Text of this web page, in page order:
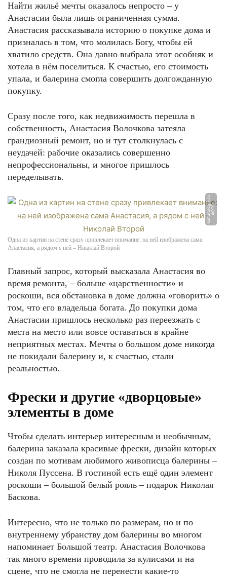
Найти жильё мечты оказалось непросто – у
Анастасии была лишь ограниченная сумма.
Анастасия рассказывала историю о покупке дома и
призналась в том, что молилась Богу, чтобы ей
хватило средств. Она давно выбрала этот особняк и
хотела в нём поселиться. К счастью, его стоимость
упала, и балерина смогла совершить долгожданную
покупку.
Сразу после того, как недвижимость перешла в
собственность, Анастасия Волочкова затеяла
грандиозный ремонт, но и тут столкнулась с
неудачей: рабочие оказались совершенно
непрофессиональны, и многое пришлось
переделывать.
Ф
О
Т
О:
k
ul
t
u
r
ol
o
gi
a.
r
u
Одна из картин на стене сразу привлекает внимание: на ней изображена сама
Анастасия, а рядом с ней – Николай Второй
Главный запрос, который высказала Анастасия во
время ремонта, – больше «царственности» и
роскоши, вся обстановка в доме должна «говорить» о
том, что его владельца богата. До покупки дома
Анастасии пришлось несколько раз переезжать с
места на место или вовсе оставаться в крайне
неприятных местах. Мечты о большом доме никогда
не покидали балерину и, к счастью, стали
реальностью.
Фрески и другие «дворцовые»
элементы в доме
Чтобы сделать интерьер интересным и необычным,
балерина заказала красивые фрески, дизайн которых
создан по мотивам любимого живописца балерины –
Николя Пуссена. В гостиной есть ещё один элемент
роскоши – большой белый рояль – подарок Николая
Баскова.
Интересно, что не только по размерам, но и по
внутреннему убранству дом балерины во многом
напоминает Большой театр. Анастасия Волочкова
так много времени проводила за кулисами и на
сцене, что не смогла не перенести какие-то